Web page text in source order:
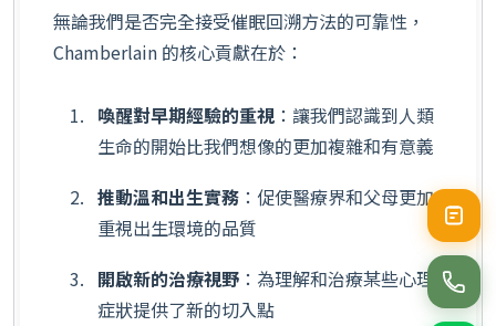
無論我們是否完全接受催眠回溯方法的可靠性，
Chamberlain 的核心貢獻在於：
喚醒對早期經驗的重視 ：讓我們認識到人類
生命的開始比我們想像的更加複雜和有意義
推動溫和出生實務 ：促使醫療界和父母更加
重視出生環境的品質
開啟新的治療視野 ：為理解和治療某些心理
症狀提供了新的切入點